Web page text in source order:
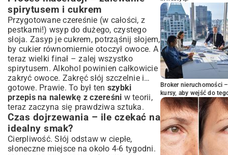
spirytusem i cukrem
Przygotowane czereśnie (w całości, z
pestkami!) wsyp do dużego, czystego
słoja. Zasyp je cukrem, potrząśnij słojem,
by cukier równomiernie otoczył owoce. A
teraz wielki finał – zalej wszystko
spirytusem. Alkohol powinien całkowicie
zakryć owoce. Zakręć słój szczelnie i…
gotowe. Prawie. To był ten szybki
przepis na nalewkę z czereśni w teorii,
teraz zaczyna się prawdziwa sztuka.
Czas dojrzewania – ile czekać na
idealny smak?
Cierpliwość. Słój odstaw w ciepłe,
słoneczne miejsce na około 4-6 tygodni.
Broker nieruchomości
kursy, aby wejść do